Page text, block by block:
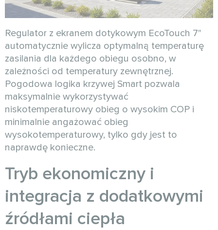
Regulator z ekranem dotykowym EcoTouch 7"
automatycznie wylicza optymalną temperaturę
zasilania dla każdego obiegu osobno, w
zależności od temperatury zewnętrznej.
Pogodowa logika krzywej Smart pozwala
maksymalnie wykorzystywać
niskotemperaturowy obieg o wysokim COP i
minimalnie angażować obieg
wysokotemperaturowy, tylko gdy jest to
naprawdę konieczne.
Tryb ekonomiczny i
integracja z dodatkowymi
źródłami ciepła